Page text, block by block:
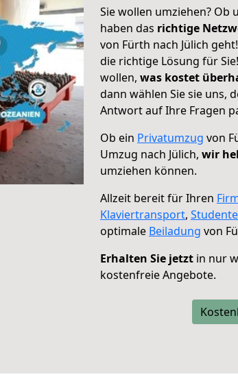
Sie wollen umziehen? Ob
haben das richtige
von Fürth nach Jülich
die richtige Lösung für
wollen, was kostet
dann wählen Sie sie uns,
Antwort auf Ihre Fragen
Ob ein Privatumzug von
Umzug nach Jülich, wir
umziehen können.
Allzeit bereit für Ihren
Klaviertransport,
optimale Beiladung von
Erhalten Sie jetzt in nur
kostenfreie Angebote.